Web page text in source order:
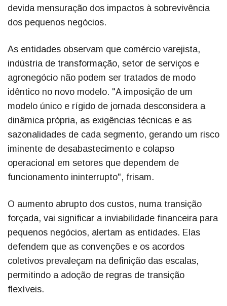
devida mensuração dos impactos à sobrevivência
dos pequenos negócios.
As entidades observam que comércio varejista,
indústria de transformação, setor de serviços e
agronegócio não podem ser tratados de modo
idêntico no novo modelo. "A imposição de um
modelo único e rígido de jornada desconsidera a
dinâmica própria, as exigências técnicas e as
sazonalidades de cada segmento, gerando um risco
iminente de desabastecimento e colapso
operacional em setores que dependem de
funcionamento ininterrupto", frisam.
O aumento abrupto dos custos, numa transição
forçada, vai significar a inviabilidade financeira para
pequenos negócios, alertam as entidades. Elas
defendem que as convenções e os acordos
coletivos prevaleçam na definição das escalas,
permitindo a adoção de regras de transição
flexíveis.